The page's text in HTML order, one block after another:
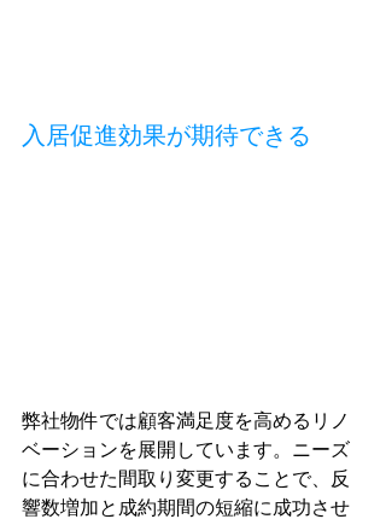
入居促進効果が期待できる
弊社物件では顧客満足度を高めるリノ
ベーションを展開しています。ニーズ
に合わせた間取り変更することで、反
響数増加と成約期間の短縮に成功させ